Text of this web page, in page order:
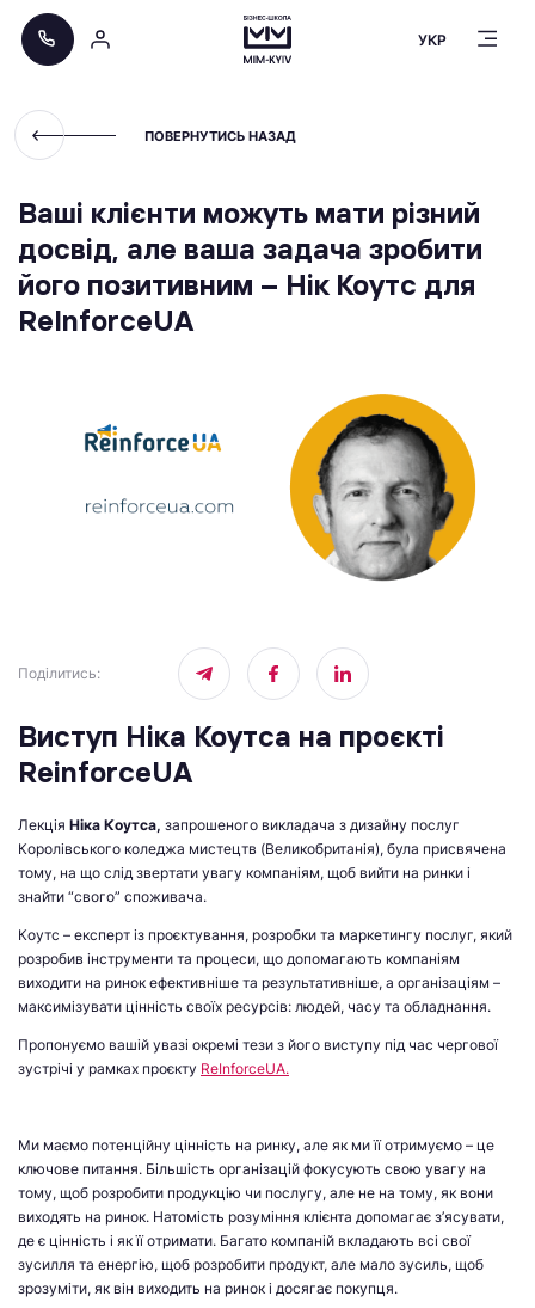
УКР
ПОВЕРНУТИСЬ НАЗАД
Ваші клієнти можуть мати різний
досвід, але ваша задача зробити
його позитивним – Нік Коутс для
ReІnforceUA
Поділитись:
Виступ Ніка Коутса на проєкті
ReinforceUA
Лекція Ніка Коутса, запрошеного викладача з дизайну послуг
Королівського коледжа мистецтв (Великобританія), була присвячена
тому, на що слід звертати увагу компаніям, щоб вийти на ринки і
знайти “свого” споживача.
Коутс – експерт із проєктування, розробки та маркетингу послуг, який
розробив інструменти та процеси, що допомагають компаніям
виходити на ринок ефективніше та результативніше, а організаціям –
максимізувати цінність своїх ресурсів: людей, часу та обладнання.
Пропонуємо вашій увазі окремі тези з його виступу під час чергової
зустрічі у рамках проєкту ReІnforceUA.
Ми маємо потенційну цінність на ринку, але як ми її отримуємо – це
ключове питання. Більшість організацій фокусують свою увагу на
тому, щоб розробити продукцію чи послугу, але не на тому, як вони
виходять на ринок. Натомість розуміння клієнта допомагає з’ясувати,
де є цінність і як її отримати. Багато компаній вкладають всі свої
зусилля та енергію, щоб розробити продукт, але мало зусиль, щоб
зрозуміти, як він виходить на ринок і досягає покупця.